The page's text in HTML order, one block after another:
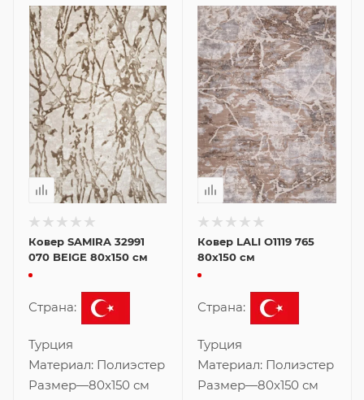
Ковер SAMIRA 32991
070 BEIGE 80x150 см
Страна:
Турция
Материал: Полиэстер
Размер—80x150 см
Ковер LALI O1119 765
80x150 см
Страна:
Турция
Материал: Полиэстер
Размер—80x150 см